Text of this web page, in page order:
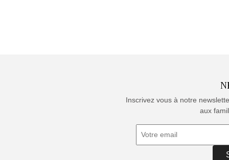
Inscrivez vous à notre
aux